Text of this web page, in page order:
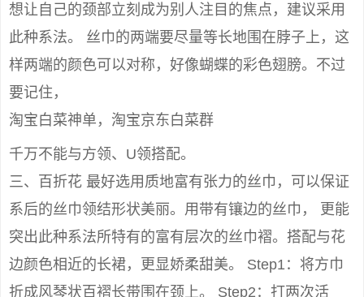
想让自己的颈部立刻成为别人注目的焦点，建议采用
此种系法。 丝巾的两端要尽量等长地围在脖子上，这
样两端的颜色可以对称，好像蝴蝶的彩色翅膀。不过
要记住，
淘宝白菜神单，淘宝京东白菜群
千万不能与方领、U领搭配。
三、百折花 最好选用质地富有张力的丝巾，可以保证
系后的丝巾领结形状美丽。用带有镶边的丝巾， 更能
突出此种系法所特有的富有层次的丝巾褶。搭配与花
边颜色相近的长裙，更显娇柔甜美。 Step1：将方巾
折成风琴状百褶长带围在颈上。 Step2：打两次活